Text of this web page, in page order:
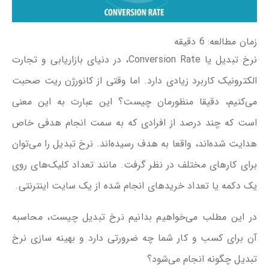
زمان مطالعه: 6 دقیقه
نرخ تبدیل یا Conversion Rate، در دنیای بازاریابی و تجارت
الکترونیک کاربرد زیادی دارد. اما وقتی از کانورژن ریت صحبت
می‌کنیم، دقیقا منظورمان چیست؟ این عبارت به این معنی
است که چند درصد از افرادی که به سمت انجام هدفی خاص
هدایت شده‌اند، واقعا به هدف رسیده‌اند. نرخ تبدیل را می‌توان
برای کارهای مختلف در نظر گرفت. مانند تعداد کلیک‌های روی
یک دکمه یا تعداد خریدهای انجام شده از یک سایت اینترنتی.
در این مطلب می‌خواهیم بدانیم نرخ تبدیل چیست، محاسبه
آن برای کسب و کار شما چه ضرورتی دارد و بهینه سازی نرخ
تبدیل چگونه انجام می‌شود؟